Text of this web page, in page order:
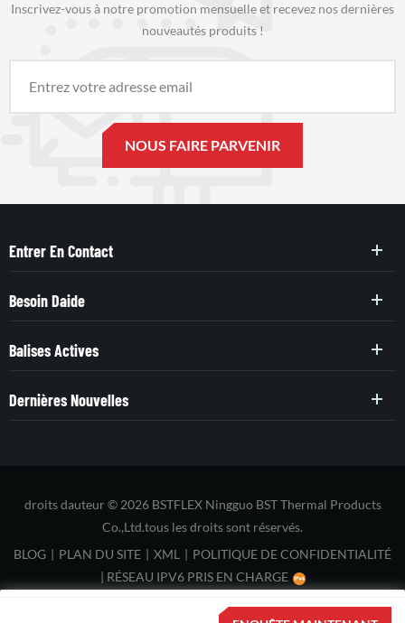
Inscrivez-vous à notre promotion mensuelle et recevez nos dernières
nouveautés produits !
Entrer En Contact
Besoin Daide
Balises Actives
Dernières Nouvelles
droits dauteur © 2026 BSTFLEX Ningguo BST Thermal Products
Co.,Ltd.tous les droits sont réservés.
BLOG | PLAN DU SITE | XML | POLITIQUE DE CONFIDENTIALITÉ
| RÉSEAU IPV6 PRIS EN CHARGE